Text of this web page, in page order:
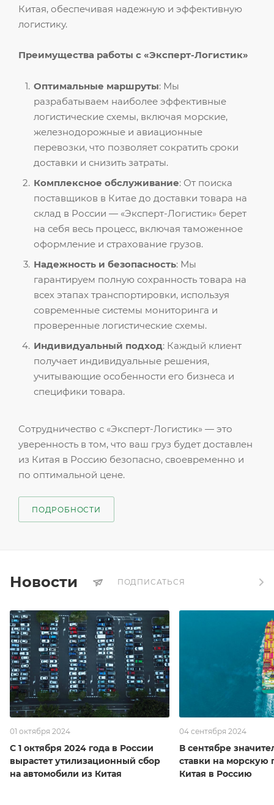
Китая, обеспечивая надежную и эффективную
логистику.
Преимущества работы с «Эксперт-Логистик»
Оптимальные маршруты: Мы
разрабатываем наиболее эффективные
логистические схемы, включая морские,
железнодорожные и авиационные
перевозки, что позволяет сократить сроки
доставки и снизить затраты.
Комплексное обслуживание: От поиска
поставщиков в Китае до доставки товара на
склад в России — «Эксперт-Логистик» берет
на себя весь процесс, включая таможенное
оформление и страхование грузов.
Надежность и безопасность: Мы
гарантируем полную сохранность товара на
всех этапах транспортировки, используя
современные системы мониторинга и
проверенные логистические схемы.
Индивидуальный подход: Каждый клиент
получает индивидуальные решения,
учитывающие особенности его бизнеса и
специфики товара.
Сотрудничество с «Эксперт-Логистик» — это
уверенность в том, что ваш груз будет доставлен
из Китая в Россию безопасно, своевременно и
по оптимальной цене.
ПОДРОБНОСТИ
Новости ПОДПИСАТЬСЯ
01 октября 2024
С 1 октября 2024 года в России
вырастет утилизационный сбор
на автомобили из Китая
04 сентября 2024
В сентябре
ставки на морскую
Китая в Россию